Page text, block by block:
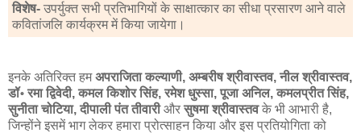
विशेष- उपर्युक्त सभी प्रतिभागियों के साक्षात्कार का सीधा प्रसारण आने वाले
कवितांजलि कार्यक्रम में किया जायेगा।
इनके अतिरिक्त हमअपराजिता कल्याणी, अम्बरीष श्रीवास्तव, नील श्रीवास्तव,
डॉ॰ रमा द्विवेदी, कमल किशोर सिंह, रमेश धुस्सा, पूजा अनिल, कमलप्रीत सिंह,
सुनीता चोटिया, दीपाली पंत तीवारीऔरसुषमा श्रीवास्तवके भी आभारी है,
जिन्होंने इसमें भाग लेकर हमारा प्रोत्साहन किया और इस प्रतियोगिता को